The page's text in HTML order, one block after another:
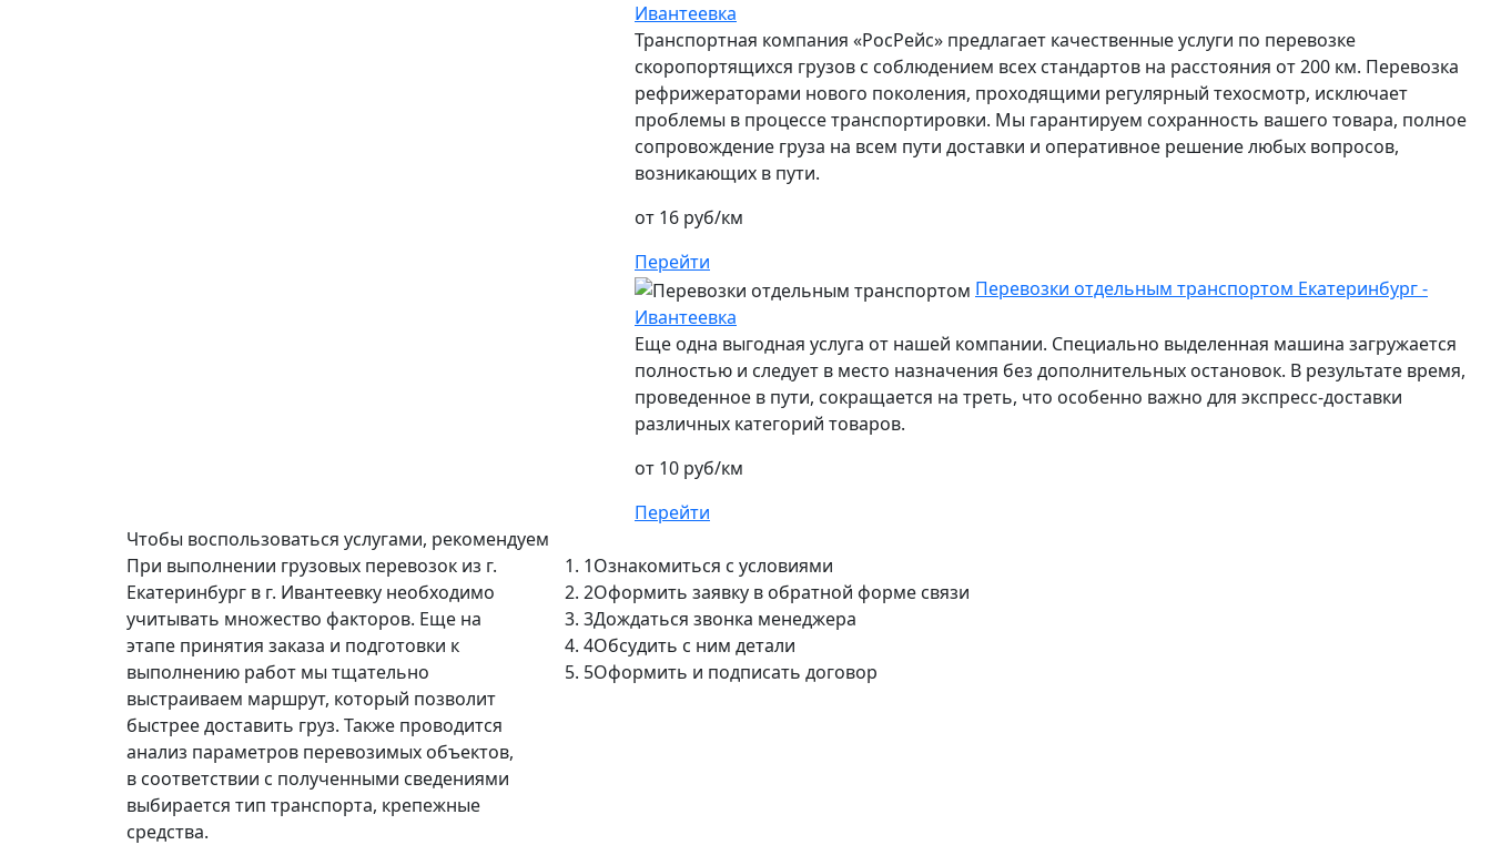
Ивантеевка
Транспортная компания «РосРейс» предлагает качественные услуги по перевозке
скоропортящихся грузов с соблюдением всех стандартов на расстояния от 200 км. Перевозка
рефрижераторами нового поколения, проходящими регулярный техосмотр, исключает
проблемы в процессе транспортировки. Мы гарантируем сохранность вашего товара, полное
сопровождение груза на всем пути доставки и оперативное решение любых вопросов,
возникающих в пути.
от 16 руб/км
Перейти
Перевозки отдельным транспортом Екатеринбург -
Ивантеевка
Еще одна выгодная услуга от нашей компании. Специально выделенная машина загружается
полностью и следует в место назначения без дополнительных остановок. В результате время,
проведенное в пути, сокращается на треть, что особенно важно для экспресс-доставки
различных категорий товаров.
от 10 руб/км
Перейти
Чтобы воспользоваться услугами, рекомендуем
При выполнении грузовых перевозок из г.
Екатеринбург в г. Ивантеевку необходимо
учитывать множество факторов. Еще на
этапе принятия заказа и подготовки к
выполнению работ мы тщательно
выстраиваем маршрут, который позволит
быстрее доставить груз. Также проводится
анализ параметров перевозимых объектов,
в соответствии с полученными сведениями
выбирается тип транспорта, крепежные
средства.
1Ознакомиться с условиями
2Оформить заявку в обратной форме связи
3Дождаться звонка менеджера
4Обсудить с ним детали
5Оформить и подписать договор